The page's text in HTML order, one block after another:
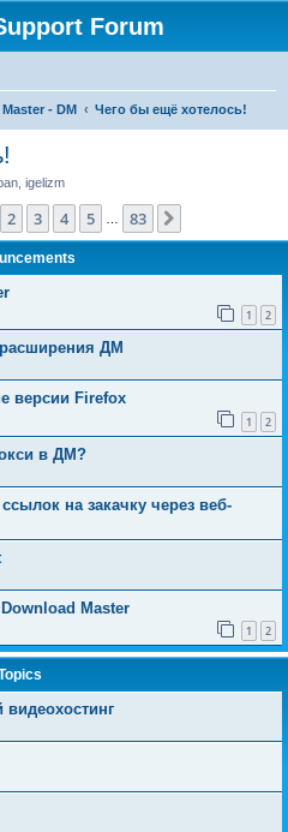
Forum
- DM Чего бы ещё хотелось!
igelizm
1of 83
2 3 4 5 83
1 2
ДМ
версии Firefox
1 2
в ДМ?
на закачку через веб-
Master
1 2